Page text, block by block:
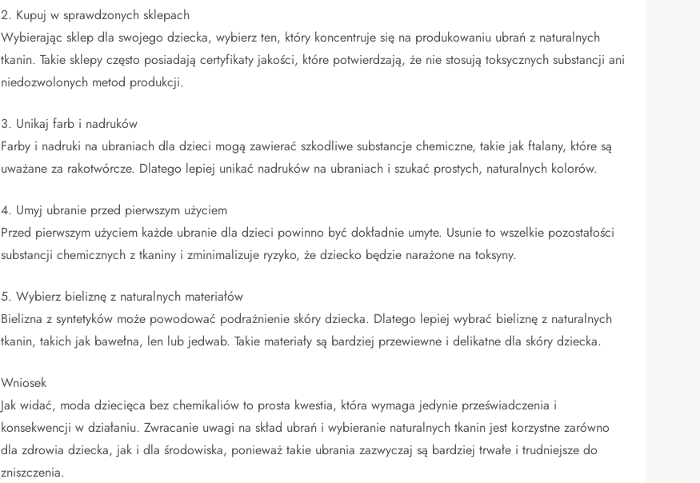
2. Kupuj w sprawdzonych sklepach
Wybierając sklep dla swojego dziecka, wybierz ten, który koncentruje się na produkowaniu ubrań z naturalnych
tkanin. Takie sklepy często posiadają certyfikaty jakości, które potwierdzają, że nie stosują toksycznych substancji ani
niedozwolonych metod produkcji.
3. Unikaj farb i nadruków
Farby i nadruki na ubraniach dla dzieci mogą zawierać szkodliwe substancje chemiczne, takie jak ftalany, które są
uważane za rakotwórcze. Dlatego lepiej unikać nadruków na ubraniach i szukać prostych, naturalnych kolorów.
4. Umyj ubranie przed pierwszym użyciem
Przed pierwszym użyciem każde ubranie dla dzieci powinno być dokładnie umyte. Usunie to wszelkie pozostałości
substancji chemicznych z tkaniny i zminimalizuje ryzyko, że dziecko będzie narażone na toksyny.
5. Wybierz bieliznę z naturalnych materiałów
Bielizna z syntetyków może powodować podrażnienie skóry dziecka. Dlatego lepiej wybrać bieliznę z naturalnych
tkanin, takich jak bawełna, len lub jedwab. Takie materiały są bardziej przewiewne i delikatne dla skóry dziecka.
Wniosek
Jak widać, moda dziecięca bez chemikaliów to prosta kwestia, która wymaga jedynie przeświadczenia i
konsekwencji w działaniu. Zwracanie uwagi na skład ubrań i wybieranie naturalnych tkanin jest korzystne zarówno
dla zdrowia dziecka, jak i dla środowiska, ponieważ takie ubrania zazwyczaj są bardziej trwałe i trudniejsze do
zniszczenia.